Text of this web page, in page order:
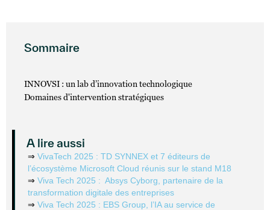
Sommaire
INNOVSI : un lab d’innovation technologique
Domaines d'intervention stratégiques
A lire aussi
⇒ VivaTech 2025 : TD SYNNEX et 7 éditeurs de
l’écosystème Microsoft Cloud réunis sur le stand M18
⇒ Viva Tech 2025 : Absys Cyborg, partenaire de la
transformation digitale des entreprises
⇒ Viva Tech 2025 : EBS Group, l’IA au service de